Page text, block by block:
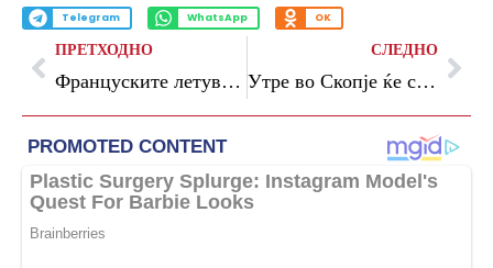
Telegram WhatsApp OK
ПРЕТХОДНО
Француските летувалишта воведуваат казни до 150 евра за шетање без маица
СЛЕДНО
Утре во Скопје ќе се одбележи Меѓународниот ден на јогата